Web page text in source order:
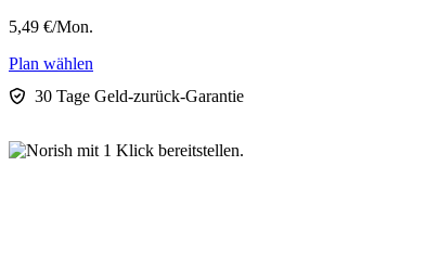
5,49 €/Mon.
Plan wählen
30 Tage Geld-zurück-Garantie